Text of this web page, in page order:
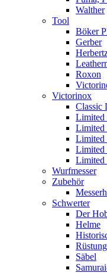
Walther
Tool
Böker
Gerber
Roxon
Victorinox
Classic
Limited
Limited
Limited
Limited
Limited
Wurfmesser
Zubehör
Schwerter
Der
Helme
Säbel